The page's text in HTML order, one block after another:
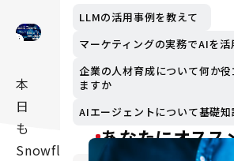
本
日
も
Snowflake
LLMの活用事例を教えて
マーケティングの実務でAIを活
企業の人材育成について何か
ますか
AIエージェントについて基礎
あなたにオスス